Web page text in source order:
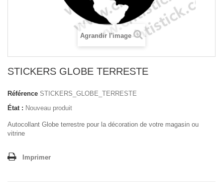
Agrandir l'image
STICKERS GLOBE TERRESTE
Référence STICKERS_GLOBE_TERRESTE
État : Nouveau produit
Autocollant Globe terrestre pour la décoration de votre magasin ou
vitrine
Imprimer